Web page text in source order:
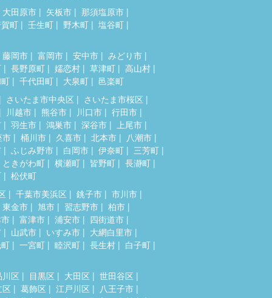
大田原市
矢板市
那須塩原市
町
壬生町 野木町 塩谷町
藤岡市 富岡市 安中市
みどり市
長野原町 嬬恋村 草津町
高山村
千代田町 大泉町
邑楽町
さいたま市中央区
さいたま市桜区
川越市
熊谷市 川口市
行田市
羽生市 鴻巣市 深谷市
上尾市
市
桶川市 久喜市 北本市
八潮市
ふじみ野市 白岡市 伊奈町
三芳町
ときがわ町
横瀬町 皆野町
長瀞町
松伏町
千葉市美浜区 銚子市
市川市
東金市
旭市 習志野市
柏市
富津市 浦安市
四街道市
山武市 いすみ市
大網白里市
一宮町 睦沢町 長生村 白子町
川区 目黒区 大田区
世田谷区
葛飾区 江戸川区
八王子市